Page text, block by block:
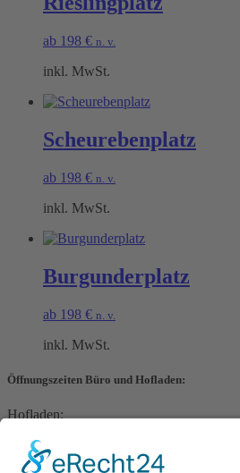
ab 198 € n. v.
inkl. MwSt.
Scheurebenplatz
ab 198 € n. v.
inkl. MwSt.
Burgunderplatz
ab 198 € n. v.
inkl. MwSt.
Öffnungszeiten Büro und Hofladen:
Hofladen:
Telefonisch erreichen Sie uns: